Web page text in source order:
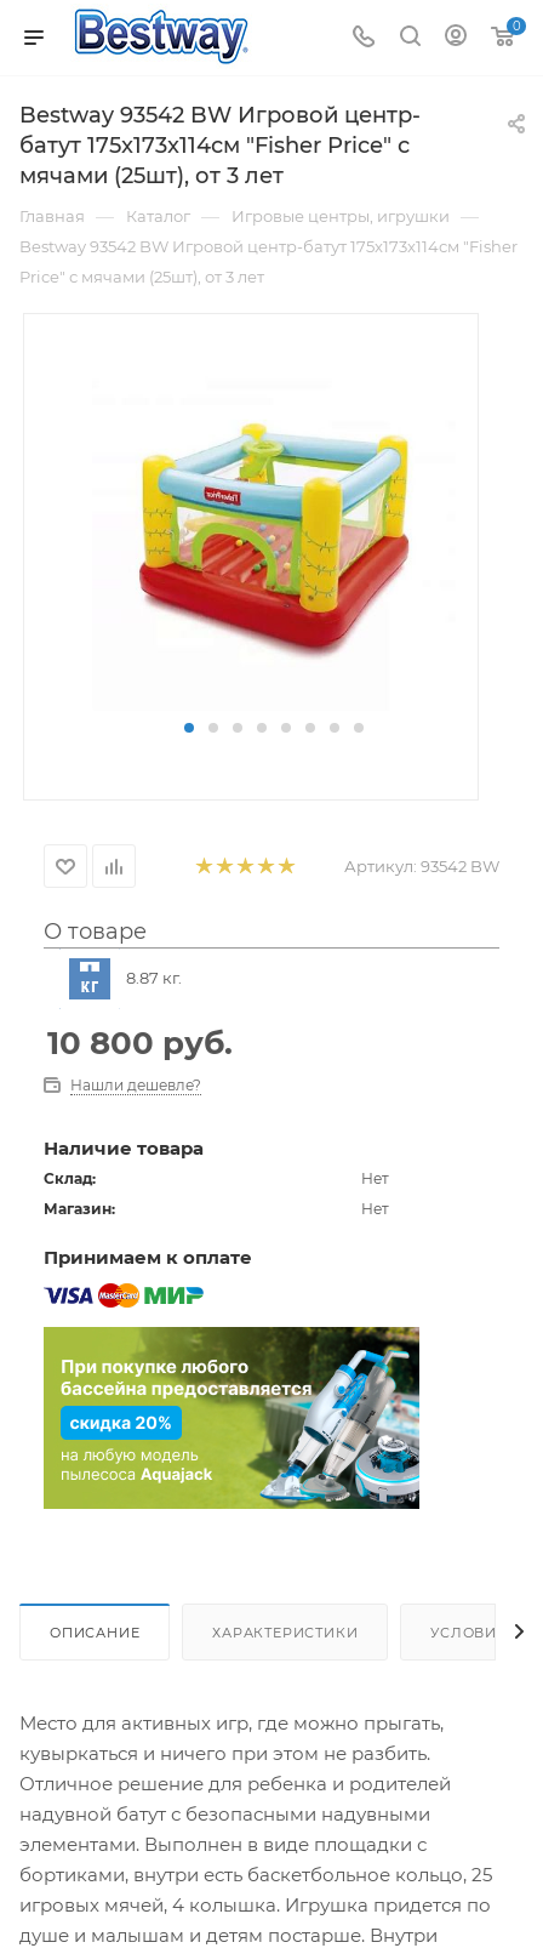
0
Bestway 93542 BW Игровой центр-
батут 175x173x114см "Fisher Price" с
мячами (25шт), от 3 лет
Главная — Каталог — Игровые центры, игрушки —
Bestway 93542 BW Игровой центр-батут 175x173x114см "Fisher
Price" с мячами (25шт), от 3 лет
Артикул: 93542 BW
О товаре
8.87 кг.
10 800 руб.
Нашли дешевле?
Наличие товара
Склад:
Нет
Магазин:
Нет
Принимаем к оплате
ОПИСАНИЕ ХАРАКТЕРИСТИКИ УСЛОВИЯ
Место для активных игр, где можно прыгать,
кувыркаться и ничего при этом не разбить.
Отличное решение для ребенка и родителей
надувной батут с безопасными надувными
элементами. Выполнен в виде площадки с
бортиками, внутри есть баскетбольное кольцо, 25
игровых мячей, 4 колышка. Игрушка придется по
душе и малышам и детям постарше. Внутри